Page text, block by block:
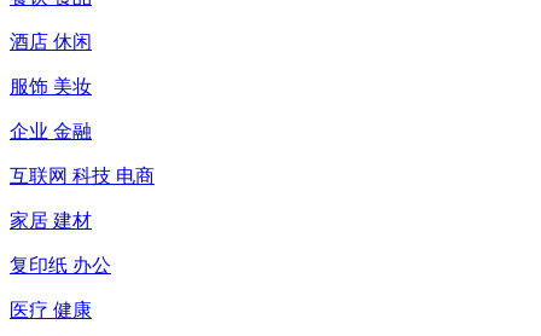
酒店 休闲
服饰 美妆
企业 金融
互联网 科技 电商
家居 建材
复印纸 办公
医疗 健康